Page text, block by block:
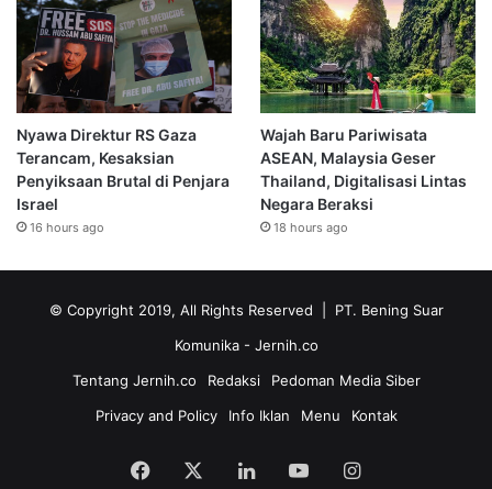
Nyawa Direktur RS Gaza
Terancam, Kesaksian
Penyiksaan Brutal di Penjara
Israel
16 hours ago
Wajah Baru Pariwisata
ASEAN, Malaysia Geser
Thailand, Digitalisasi Lintas
Negara Beraksi
18 hours ago
© Copyright 2019, All Rights Reserved | PT. Bening Suar
Komunika - Jernih.co
Tentang Jernih.co
Redaksi
Pedoman Media Siber
Privacy and Policy
Info Iklan Menu Kontak
Facebook LinkedInYouTubeInstagram